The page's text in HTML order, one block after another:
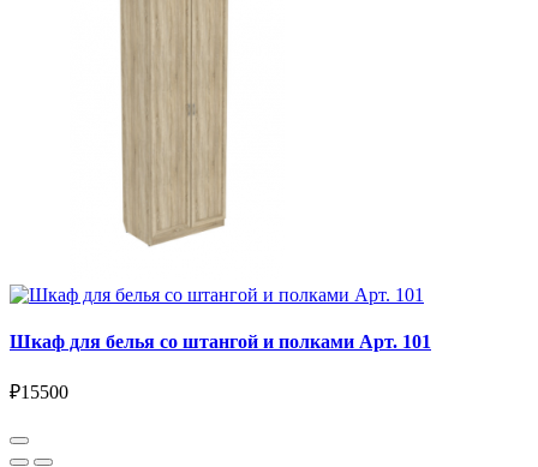
Шкаф для белья со штангой и полками Арт. 101
₽15500